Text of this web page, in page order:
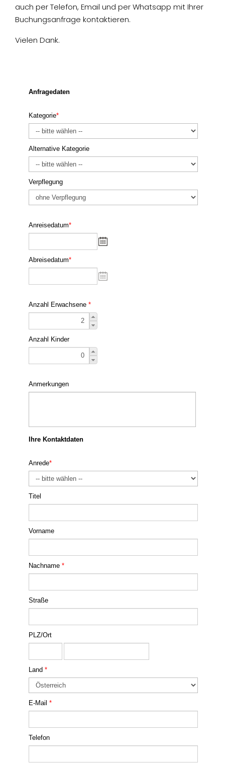
auch per Telefon, Email und per Whatsapp mit Ihrer
Buchungsanfrage kontaktieren.
Vielen Dank.